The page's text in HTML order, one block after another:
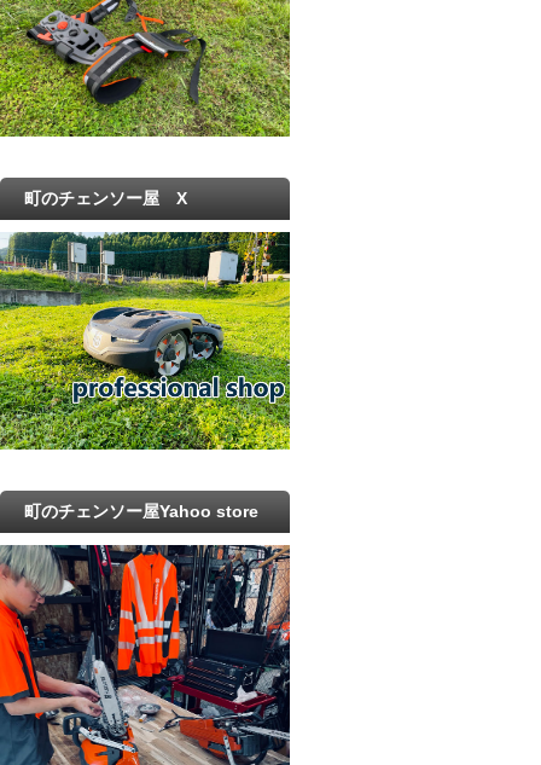
町のチェンソー屋 X
町のチェンソー屋Yahoo store